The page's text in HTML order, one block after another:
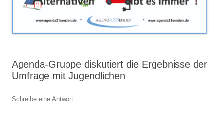
Agenda-Gruppe diskutiert die Ergebnisse der
Umfrage mit Jugendlichen
Schreibe eine Antwort